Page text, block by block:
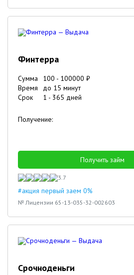
Финтерра
Сумма 100 - 100000 ₽
Время
до 15 минут
Срок
1 - 365 дней
Получение:
Получить займ
3.7
#акция первый заем 0%
№ Лицензии 65-13-035-32-002603
Срочноденьги